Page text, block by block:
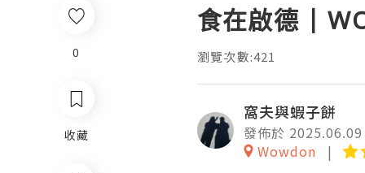
0
收藏
食在啟德 |
瀏覽次數:421
窩夫與蝦子餅
發佈於 2025.06.09
Wowdon